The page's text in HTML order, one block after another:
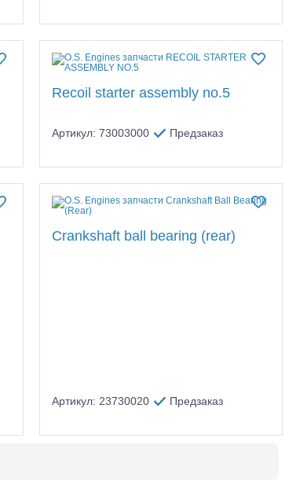
Recoil starter assembly no.5
Артикул: 73003000 Предзаказ
Crankshaft ball bearing (rear)
Артикул: 23730020 Предзаказ